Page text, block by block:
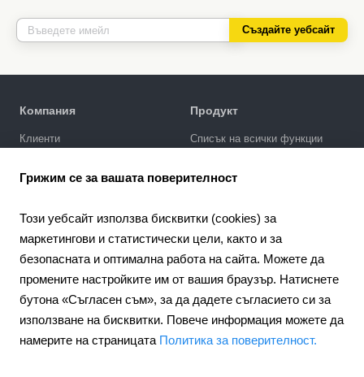
Създайте уебсайт
Компания
Клиенти
Продукт
Списък на всички функции
SEO промотиране
Цени
Поддръжка
Портал за поддръжка
Напишете запитване
Грижим се за вашата поверителност
Този уебсайт използва бисквитки (cookies) за
маркетингови и статистически цели, както и за
безопасната и оптимална работа на сайта. Можете да
промените настройките им от вашия браузър. Натиснете
бутона «Съгласен съм», за да дадете съгласието си за
използване на бисквитки. Повече информация можете да
намерите на страницата Политика за поверителност.